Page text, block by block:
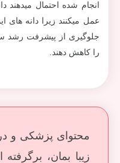
انجام شده احتمال میدهند
عمل میکنند زیرا دانه های
جلوگیری از پیشرفت رشد
را کاهش دهند.
محتوای پزشکی و
زیبا بمان،